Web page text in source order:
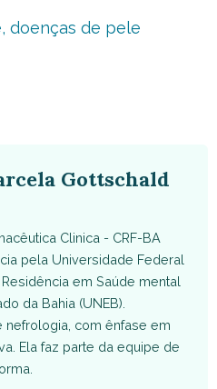
, doenças de pele
Gottschald
Clinica - CRF-BA
pela Universidade Federal
em Saúde mental
da Bahia (UNEB).
nefrologia, com ênfase em
Ela faz parte da equipe de